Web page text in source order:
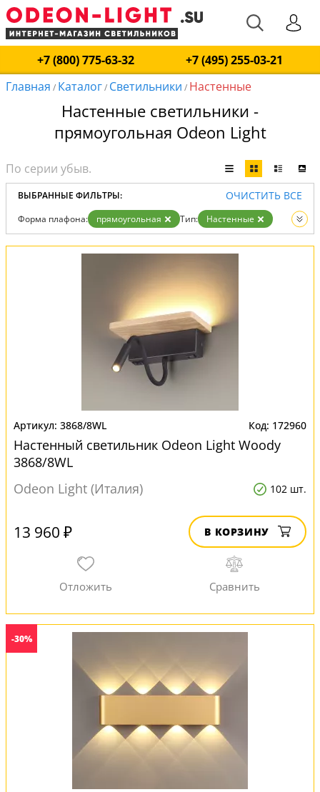
+7 (800) 775-63-32
+7 (495) 255-03-21
Главная / Каталог/ Светильники / Настенные
Настенные светильники -
прямоугольная Odeon Light
ВЫБРАННЫЕ ФИЛЬТРЫ: ОЧИСТИТЬ ВСЕ
Форма плафона: прямоугольная Тип:
Настенные
Вид:
Светильники
3868/8WL 172960
Настенный светильник Odeon Light Woody
3868/8WL
Odeon Light (Италия)
102 шт.
13 960 ₽ В КОРЗИНУ
-30%